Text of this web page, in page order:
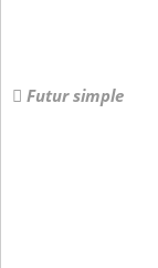
Futur simple